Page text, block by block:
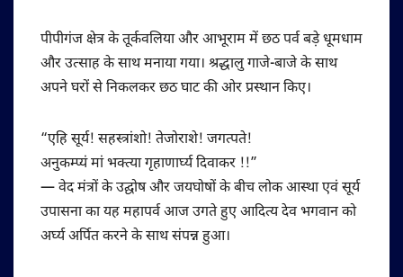
पीपीगंज क्षेत्र के तूर्कवलिया और आभूराम में छठ पर्व बड़े धूमधाम
और उत्साह के साथ मनाया गया। श्रद्धालु गाजे-बाजे के साथ
अपने घरों से निकलकर छठ घाट की ओर प्रस्थान किए।
“एहि सूर्य! सहस्त्रांशो! तेजोराशे! जगत्पते!
अनुकम्प्यं मां भक्त्या गृहाणार्घ्य दिवाकर !!”
— वेद मंत्रों के उद्‍घोष और जयघोषों के बीच लोक आस्था एवं सूर्य
उपासना का यह महापर्व आज उगते हुए आदित्य देव भगवान को
अर्घ्य अर्पित करने के साथ संपन्न हुआ।